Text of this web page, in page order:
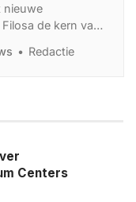
nieuwe
de kern van
21 mei
Redactie
Centers